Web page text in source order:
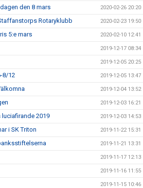
den 8 mars 2020-02-26 20:20
Rotaryklubb 2020-02-23 19:50
5:e mars 2020-02-10 12:41
2019-12-17 08:34
2019-12-05 20:25
8/12 2019-12-05 13:47
2019-12-04 13:52
2019-12-03 16:21
2019 2019-12-03 14:53
i SK Triton 2019-11-22 15:31
2019-11-21 13:31
2019-11-17 12:13
2019-11-16 11:55
2019-11-15 10:46